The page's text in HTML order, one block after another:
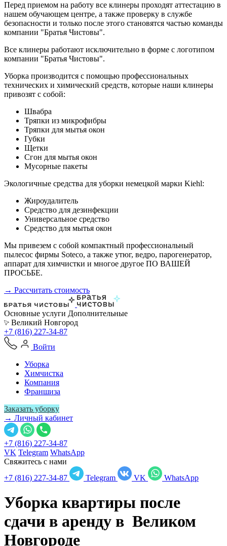
Перед приемом на работу все клинеры проходят аттестацию в
нашем обучающем центре, а также проверку в службе
безопасности и только после этого становятся частью команды
компании "Братья Чистовы".
Все клинеры работают исключительно в форме с логотипом
компании "Братья Чистовы".
Уборка производится с помощью профессиональных
технических и химический средств, которые наши клинеры
привозят с собой:
Швабра
Тряпки из микрофибры
Тряпки для мытья окон
Губки
Щетки
Сгон для мытья окон
Мусорные пакеты
Экологичные средства для уборки немецкой марки Kiehl:
Жироудалитель
Средство для дезинфекции
Универсальное средство
Средство для мытья окон
Мы привезем с собой компактный профессиональный
пылесос фирмы Soteco, а также утюг, ведро, парогенератор,
аппарат для химчистки и многое другое ПО ВАШЕЙ
ПРОСЬБЕ.
→ Рассчитать стоимость
Основные услуги Дополнительные
Великий Новгород
+7 (816) 227-34-87
Войти
Уборка
Химчистка
Компания
Франшиза
Заказать уборку
→ Личный кабинет
+7 (816) 227-34-87
VK Telegram WhatsApp
Свяжитесь с нами
+7 (816) 227-34-87
Telegram VK WhatsApp
Уборка квартиры после
сдачи в аренду в Великом
Новгороде